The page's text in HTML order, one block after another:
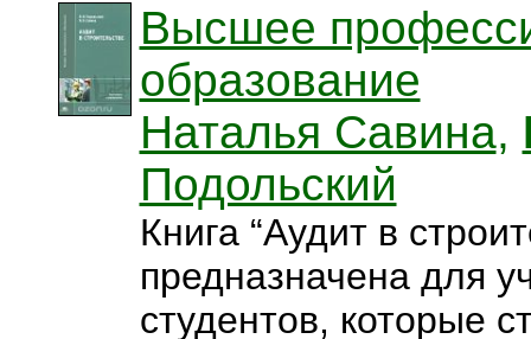
Высшее
образование
Наталья Савина,
Подольский
Книга “Аудит в
предназначена для
студентов, которые